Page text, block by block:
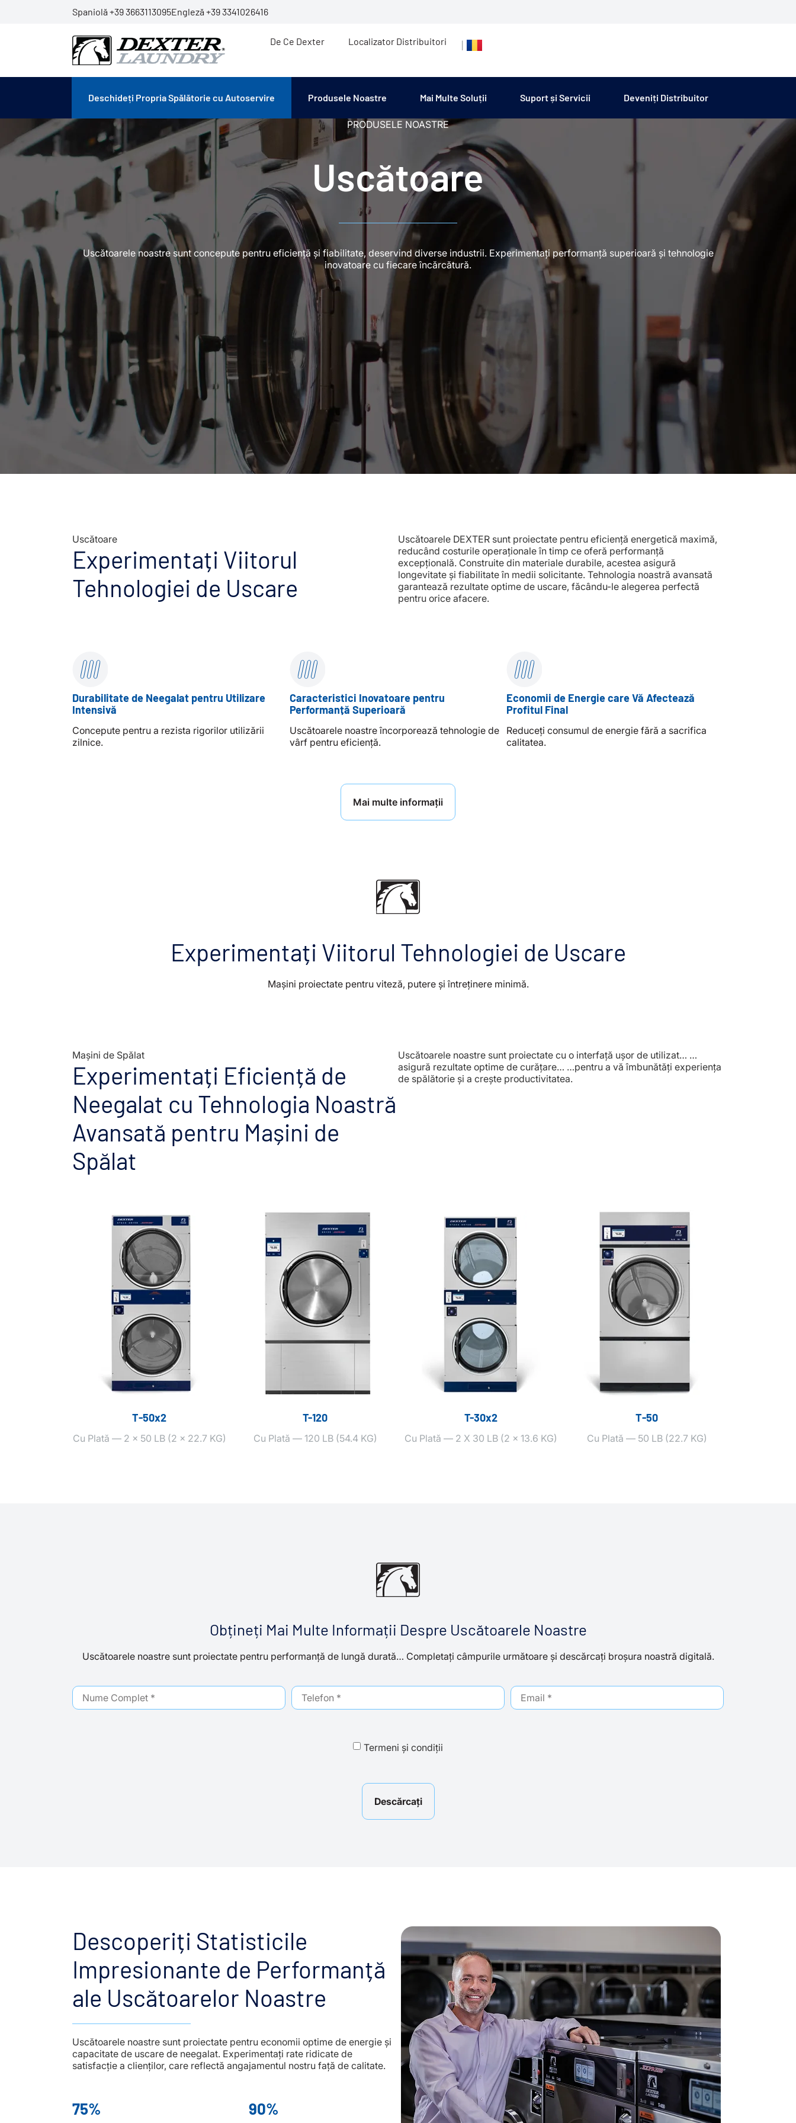
Spaniolă +39 3663113095Engleză +39 3341026416
De Ce Dexter Localizator Distribuitori |
Deschideți Propria Spălătorie cu Autoservire Produsele Noastre Mai Multe Soluții Suport și Servicii Deveniți Distribuitor
PRODUSELE NOASTRE
Uscătoare
Uscătoarele noastre sunt concepute pentru eficiență și fiabilitate, deservind diverse industrii. Experimentați performanță superioară și tehnologie
inovatoare cu fiecare încărcătură.
Uscătoare
Experimentați Viitorul
Tehnologiei de Uscare
Uscătoarele DEXTER sunt proiectate pentru eficiență energetică maximă,
reducând costurile operaționale în timp ce oferă performanță
excepțională. Construite din materiale durabile, acestea asigură
longevitate și fiabilitate în medii solicitante. Tehnologia noastră avansată
garantează rezultate optime de uscare, făcându-le alegerea perfectă
pentru orice afacere.
Durabilitate de Neegalat pentru Utilizare
Intensivă
Concepute pentru a rezista rigorilor utilizării
zilnice.
Caracteristici Inovatoare pentru
Performanță Superioară
Uscătoarele noastre încorporează tehnologie de
vârf pentru eficiență.
Economii de Energie care Vă Afectează
Profitul Final
Reduceți consumul de energie fără a sacrifica
calitatea.
Mai multe informații
Experimentați Viitorul Tehnologiei de Uscare
Mașini proiectate pentru viteză, putere și întreținere minimă.
Mașini de Spălat
Experimentați Eficiență de
Neegalat cu Tehnologia Noastră
Avansată pentru Mașini de
Spălat
Uscătoarele noastre sunt proiectate cu o interfață ușor de utilizat… …
asigură rezultate optime de curățare… …pentru a vă îmbunătăți experiența
de spălătorie și a crește productivitatea.
T‑50x2
Cu Plată — 2 x 50 LB (2 x 22.7 KG)
T-120
Cu Plată — 120 LB (54.4 KG)
T-30x2
Cu Plată — 2 X 30 LB (2 x 13.6 KG)
T‑50
Cu Plată — 50 LB (22.7 KG)
Obțineți Mai Multe Informații Despre Uscătoarele Noastre
Uscătoarele noastre sunt proiectate pentru performanță de lungă durată… Completați câmpurile următoare și descărcați broșura noastră digitală.
Termeni și condiții
Descărcați
Descoperiți Statisticile
Impresionante de Performanță
ale Uscătoarelor Noastre
Uscătoarele noastre sunt proiectate pentru economii optime de energie și
capacitate de uscare de neegalat. Experimentați rate ridicate de
satisfacție a clienților, care reflectă angajamentul nostru față de calitate.
75% 90%